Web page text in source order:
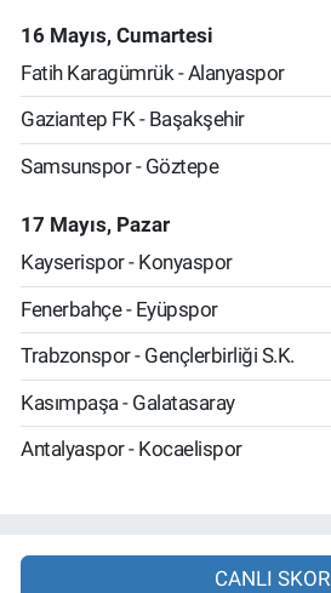
16 Mayıs, Cumartesi
Fatih Karagümrük - Alanyaspor
Gaziantep FK - Başakşehir
Samsunspor - Göztepe
17 Mayıs, Pazar
Kayserispor - Konyaspor
Fenerbahçe - Eyüpspor
Trabzonspor - Gençlerbirliği S.K.
Kasımpaşa - Galatasaray
Antalyaspor - Kocaelispor
CANLI SKOR